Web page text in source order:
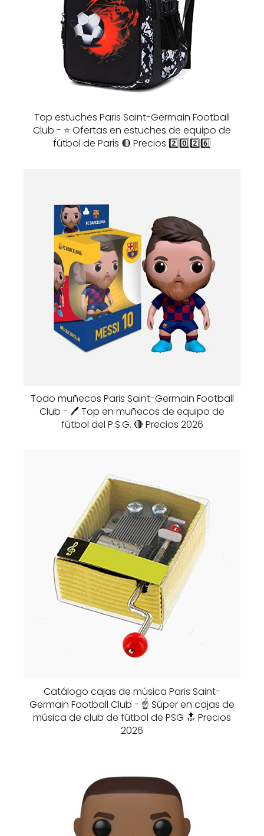
Top estuches Paris Saint-Germain Football
Club - ⭐️ Ofertas en estuches de equipo de
fútbol de Paris 🔴 Precios 2️⃣0️⃣2️⃣6️⃣
Todo muñecos Paris Saint-Germain Football
Club - 🖊️ Top en muñecos de equipo de
fútbol del P.S.G. 🔴 Precios 2026
Catálogo cajas de música Paris Saint-
Germain Football Club - ☝️ Súper en cajas de
música de club de fútbol de PSG 🔝 Precios
2026